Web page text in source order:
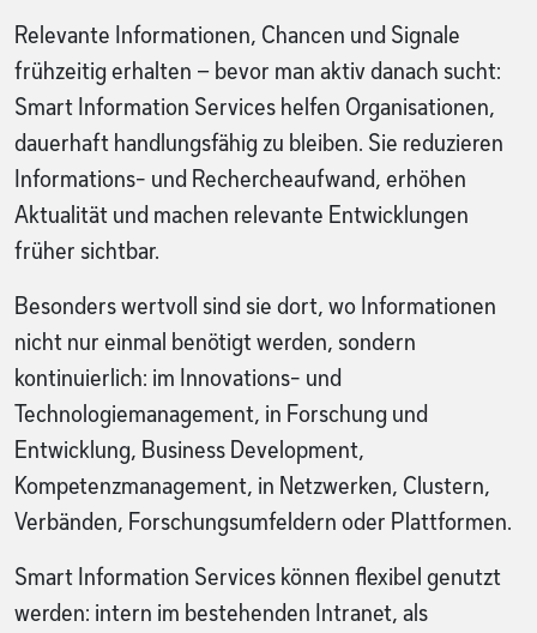
Relevante Informationen, Chancen und Signale
frühzeitig erhalten – bevor man aktiv danach sucht:
Smart Information Services helfen Organisationen,
dauerhaft handlungsfähig zu bleiben. Sie reduzieren
Informations- und Rechercheaufwand, erhöhen
Aktualität und machen relevante Entwicklungen
früher sichtbar.
Besonders wertvoll sind sie dort, wo Informationen
nicht nur einmal benötigt werden, sondern
kontinuierlich: im Innovations- und
Technologiemanagement, in Forschung und
Entwicklung, Business Development,
Kompetenzmanagement, in Netzwerken, Clustern,
Verbänden, Forschungsumfeldern oder Plattformen.
Smart Information Services können flexibel genutzt
werden: intern im bestehenden Intranet, als